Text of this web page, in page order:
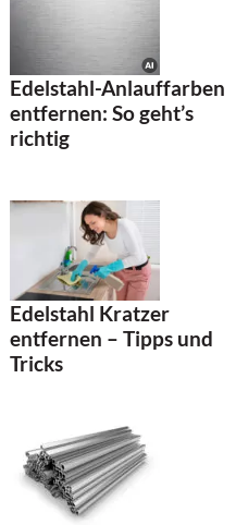
Edelstahl-Anlauffarben
entfernen: So geht’s
richtig
Edelstahl Kratzer
entfernen – Tipps und
Tricks